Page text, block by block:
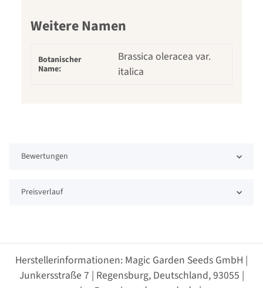
Weitere Namen
Botanischer
Name:
Brassica oleracea var.
italica
Bewertungen
Preisverlauf
Herstellerinformationen: Magic Garden Seeds GmbH |
Junkersstraße 7 | Regensburg, Deutschland, 93055 |